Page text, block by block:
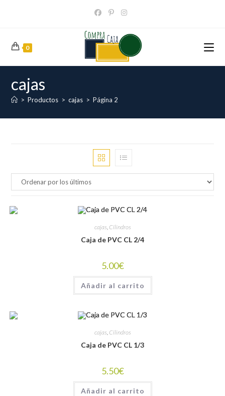
0
cajas
> Productos > cajas > Página 2
cajas, Cilindros
Caja de PVC CL 2/4
5.00€
Añadir al carrito
cajas, Cilindros
Caja de PVC CL 1/3
5.50€
Añadir al carrito